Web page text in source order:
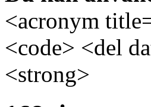
<acronym
<code> <del
<strong>